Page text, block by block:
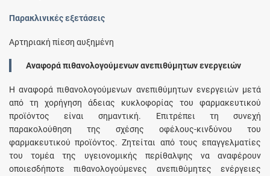
Παρακλινικές εξετάσεις
Αρτηριακή πίεση αυξημένη
Αναφορά πιθανολογούμενων ανεπιθύμητων ενεργειών
Η αναφορά πιθανολογούμενων ανεπιθύμητων ενεργειών μετά
από τη χορήγηση άδειας κυκλοφορίας του φαρμακευτικού
προϊόντος είναι σημαντική. Επιτρέπει τη συνεχή
παρακολούθηση της σχέσης οφέλους-κινδύνου του
φαρμακευτικού προϊόντος. Ζητείται από τους επαγγελματίες
του τομέα της υγειονομικής περίθαλψης να αναφέρουν
οποιεσδήποτε πιθανολογούμενες ανεπιθύμητες ενέργειες